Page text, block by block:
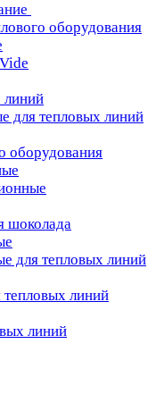
оборудования
линий
для тепловых линий
оборудования
шоколада
для тепловых линий
линий
линий